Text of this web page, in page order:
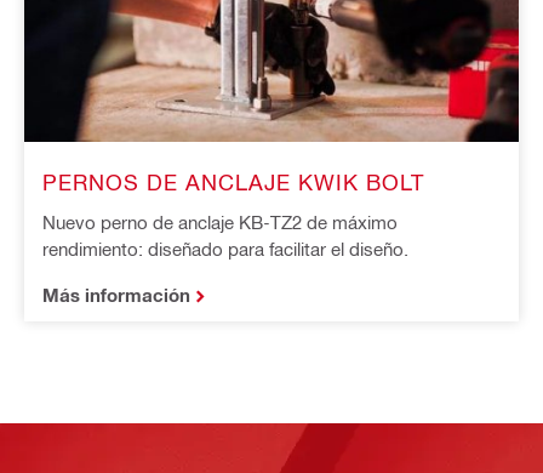
PERNOS DE ANCLAJE KWIK BOLT
Nuevo perno de anclaje KB-TZ2 de máximo
rendimiento: diseñado para facilitar el diseño.
Más información